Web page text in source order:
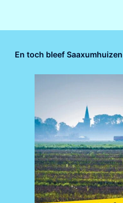
En toch bleef Saaxumhuizen